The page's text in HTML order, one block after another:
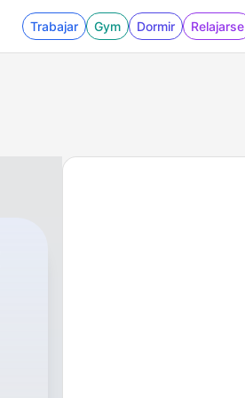
Trabajar Gym Dormir Relajarse